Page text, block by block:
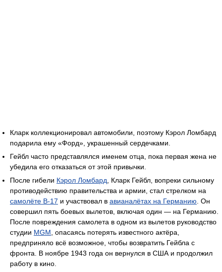
Кларк коллекционировал автомобили, поэтому Кэрол Ломбард
подарила ему «Форд», украшенный сердечками.
Гейбл часто представлялся именем отца, пока первая жена не
убедила его отказаться от этой привычки.
После гибели Кэрол Ломбард , Кларк Гейбл, вопреки сильному
противодействию правительства и армии, стал стрелком на
самолёте B-17 и участвовал в авианалётах на Германию . Он
совершил пять боевых вылетов, включая один — на Германию.
После повреждения самолета в одном из вылетов руководство
студии MGM , опасаясь потерять известного актёра,
предприняло всё возможное, чтобы возвратить Гейбла с
фронта. В ноябре 1943 года он вернулся в США и продолжил
работу в кино.